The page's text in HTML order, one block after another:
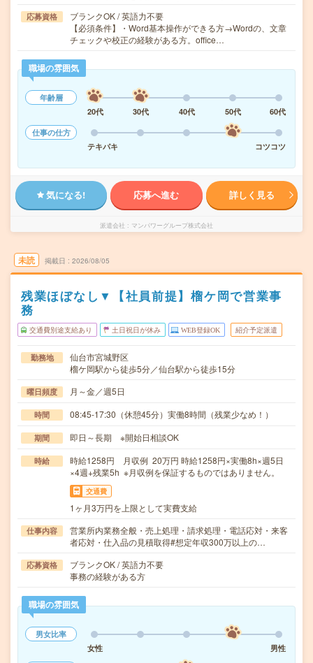
応募資格
ブランクOK / 英語力不要
【必須条件】・Word基本操作ができる方→Wordの、文章
チェックや校正の経験がある方。office…
職場の雰囲気
年齢層
20代
30代 40代 50代
60代
仕事の仕方
テキパキ
コツコツ
気になる! 応募へ進む 詳しく見る
派遣会社 マンパワーグループ株式会社
未読 掲載日 2026/08/05
残業ほぼなし▼【社員前提】榴ケ岡で営業事
務
交通費別途支給あり 土日祝日が休み WEB登録OK 紹介予定派遣
勤務地
仙台市宮城野区
榴ケ岡駅から徒歩5分／仙台駅から徒歩15分
曜日頻度 月～金／週5日
時間 08:45-17:30（休憩45分）実働8時間（残業少なめ！）
期間 即日～長期 ※開始日相談OK
時給
時給1258円 月収例 20万円 時給1258円×実働8h×週5日
×4週+残業5h ※月収例を保証するものではありません。
交通費
1ヶ月3万円を上限として実費支給
仕事内容
営業所内業務全般・売上処理・請求処理・電話応対・来客
者応対・仕入品の見積取得#想定年収300万以上の…
応募資格
ブランクOK / 英語力不要
事務の経験がある方
職場の雰囲気
男女比率
女性
男性